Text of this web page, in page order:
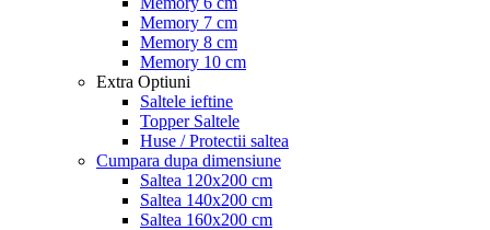
Memory 7 cm
Memory 8 cm
Memory 10 cm
Extra Optiuni
Saltele ieftine
Topper Saltele
Huse / Protectii saltea
Cumpara dupa dimensiune
Saltea 120x200 cm
Saltea 140x200 cm
Saltea 160x200 cm